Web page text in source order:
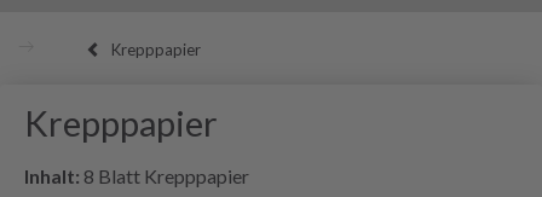
Krepppapier
Krepppapier
Inhalt: 8 Blatt Krepppapier